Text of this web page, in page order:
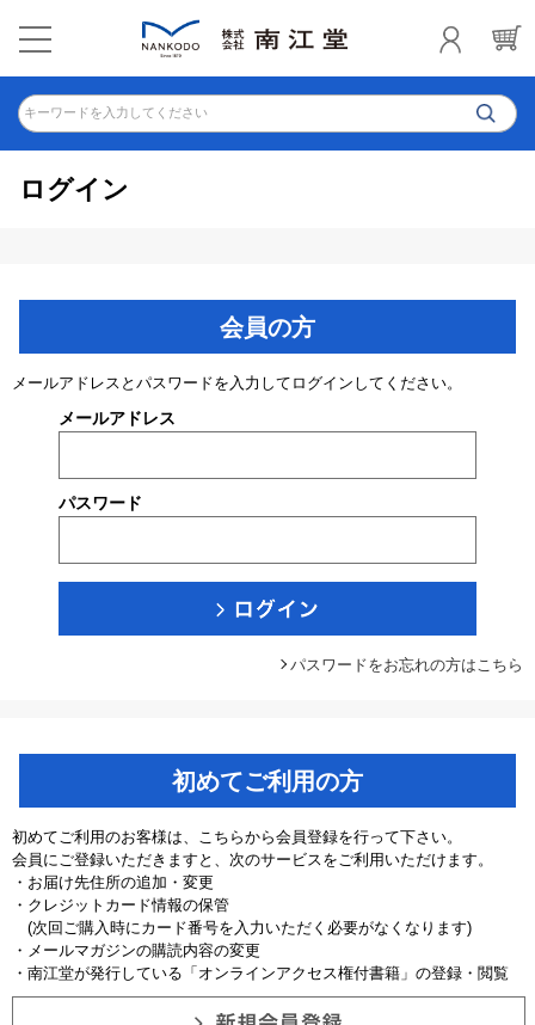
キーワードを入力してください
ログイン
会員の方
メールアドレスとパスワードを入力してログインしてください。
メールアドレス
パスワード
パスワードをお忘れの方はこちら
初めてご利用の方
初めてご利用のお客様は、こちらから会員登録を行って下さい。
会員にご登録いただきますと、次のサービスをご利用いただけます。
・お届け先住所の追加・変更
・クレジットカード情報の保管
(次回ご購入時にカード番号を入力いただく必要がなくなります)
・メールマガジンの購読内容の変更
・南江堂が発行している「オンラインアクセス権付書籍」の登録・閲覧